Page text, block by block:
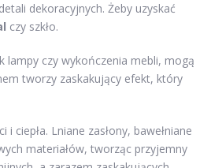
dekoracyjnych. Żeby uzyskać
czy szkło.
lampy czy wykończenia mebli, mogą
tworzy zaskakujący efekt, który
ciepła. Lniane zasłony, bawełniane
materiałów, tworząc przyjemny